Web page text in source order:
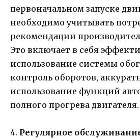
первоначальном запуске
необходимо учитывать
рекомендации
Это включает в себя
использование системы
контроль оборотов,
использование функций
полного прогрева двигателя.
4. Регулярное